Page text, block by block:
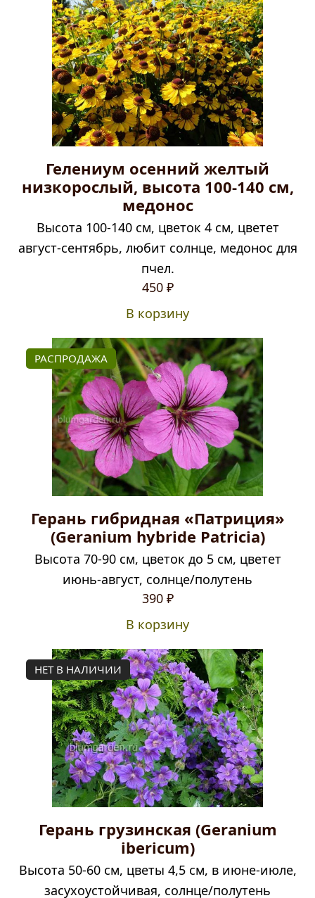
Гелениум осенний желтый
низкорослый, высота 100-140 см,
медонос
Высота 100-140 см, цветок 4 см, цветет
август-сентябрь, любит солнце, медонос для
пчел.
450 ₽
В корзину
РАСПРОДАЖА
Герань гибридная «Патриция»
(Geranium hybride Patricia)
Высота 70-90 см, цветок до 5 см, цветет
июнь-август, солнце/полутень
Первоначальная
составляла
470 ₽.
390 ₽Текущая
390 ₽.
В корзину
НЕТ В НАЛИЧИИ
Герань грузинская (Geranium
ibericum)
Высота 50-60 см, цветы 4,5 см, в июне-июле,
засухоустойчивая, солнце/полутень